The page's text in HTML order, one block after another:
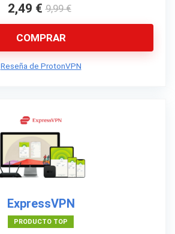
2,49 € 9,99 €
COMPRAR
Reseña de ProtonVPN
ExpressVPN
PRODUCTO TOP